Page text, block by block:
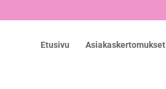
Etusivu Asiakaskertomukset